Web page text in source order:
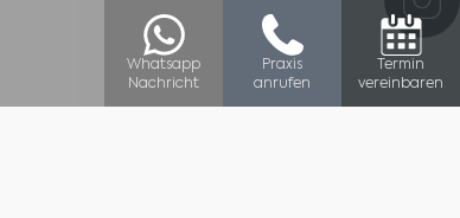
Whatsapp
Nachricht
Praxis
anrufen
Termin
vereinbaren